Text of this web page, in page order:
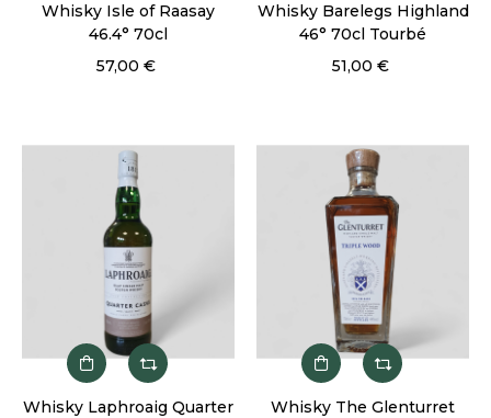
Whisky Isle of Raasay
46.4° 70cl
57,00 €
Whisky Barelegs Highland
46° 70cl Tourbé
51,00 €
Whisky Laphroaig Quarter
Whisky The Glenturret